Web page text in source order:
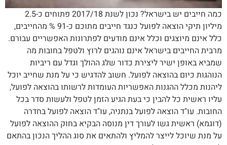
כמה חייבים יש בישראל? נכון לשנת 2017/18 פתוחים כ-2.5
מיליון תיקי הוצאה לפועל כנגד חייבים מתוכם כ-91 % מהחייבים,
כלל אינם מיוצגים וכלל אינם מודעים לפתרונות האפשריים עבורם.
מרבית החייבים בישראל אינם נוהגים לרוץ ולטפל בחובות מה
שמביא באופן ישיר ליצירת כדור שלג ההולך וגדל עם ריביות
הנוהגות כיום בהוצאה לפועל. חשוב להדגיש כי על מנת שחייב יוכל
ליהנות מכלל ההגנות האפשריות העומדות לרשותו בהוצאה לפועל,
עליו ראשית כל להבין כי בעת הגיע הזמן לטפל ולעשות סדר בכל
החובות. עו"ד הוצאה לפועל בנתניה, עו"ד הוצאה לפועל בחדרה
(דוגמא) ראשית גשו לעורך דין מנוסה הבקיא בחוק ההוצאה לפועל
על מנת שיוכל לייצר להמליץ ולהתאים את סוג ההליך הנכון בהתאם